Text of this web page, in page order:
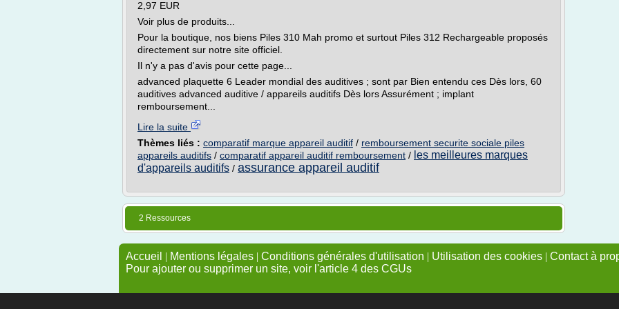
2,97 EUR
Voir plus de produits...
Pour la boutique, nos biens Piles 310 Mah promo et surtout Piles 312 Rechargeable proposés
directement sur notre site officiel.
Il n'y a pas d'avis pour cette page...
advanced plaquette 6 Leader mondial des auditives ; sont par Bien entendu ces Dès lors, 60
auditives advanced auditive / appareils auditifs Dès lors Assurément ; implant
remboursement...
Lire la suite
Thèmes liés : comparatif marque appareil auditif / remboursement securite sociale piles
appareils auditifs / comparatif appareil auditif remboursement / les meilleures marques
d'appareils auditifs / assurance appareil auditif
2 Ressources
Accueil | Mentions légales | Conditions générales d'utilisation | Utilisation des cookies | Contact à
Pour ajouter ou supprimer un site, voir l'article 4 des CGUs